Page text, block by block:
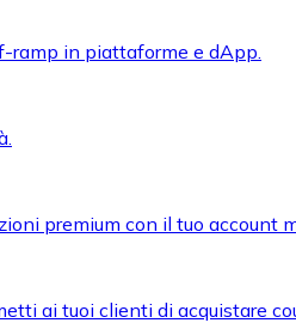
ramp in piattaforme e dApp.
premium con il tuo account
ai tuoi clienti di acquistare